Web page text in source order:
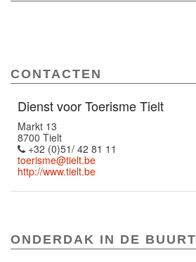
CONTACTEN
Dienst voor Toerisme Tielt
Markt 13
8700 Tielt
+32 (0)51/ 42 81 11
toerisme@tielt.be
http://www.tielt.be
ONDERDAK IN DE BUURT